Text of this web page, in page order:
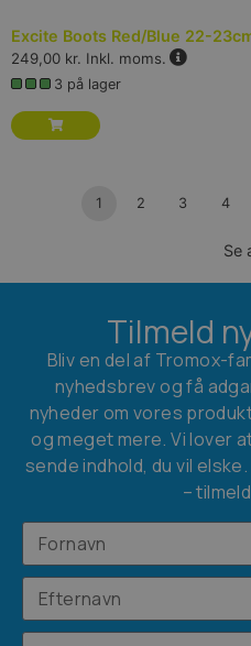
Excite Boots Red/Blue 22-
249,00 kr. Inkl. moms.
3 på lager
1 2 3 4
Se
Tilmeld
Bliv en del af Tromox-
nyhedsbrev og få
nyheder om vores
og meget mere. Vi lover
sende indhold, du vil
–